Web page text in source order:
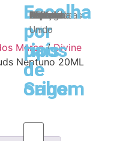
Escolha
por
tipos
de
Sabor
Tabaco
Frutas
Bebidas
Frescos
Sobremesas
Escolha
por
país
de
origem
Portugal
Alemanha
USA
Reino
Unido
Canadá
França
Malásia
Filipinas
Espanha
Polónia
Grécia
Marca/Divine
Neptuno 20ML